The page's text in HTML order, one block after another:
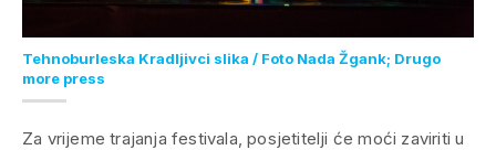
Tehnoburleska Kradljivci slika / Foto Nada Žgank; Drugo
more press
Za vrijeme trajanja festivala, posjetitelji će moći zaviriti u